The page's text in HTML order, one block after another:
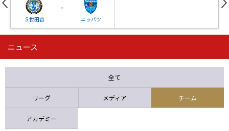
Ｓ世田谷
-
ニッパツ
第16節 09/05 (土) 15:00
ニッパツ 石人の星
ニュース
全て
リーグ メディア チーム
アカデミー